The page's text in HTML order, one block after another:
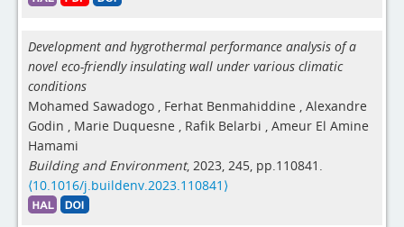
Development and hygrothermal performance analysis of a
novel eco-friendly insulating wall under various climatic
conditions
Mohamed Sawadogo , Ferhat Benmahiddine , Alexandre
Godin , Marie Duquesne , Rafik Belarbi , Ameur El Amine
Hamami
Building and Environment, 2023, 245, pp.110841.
⟨10.1016/j.buildenv.2023.110841⟩